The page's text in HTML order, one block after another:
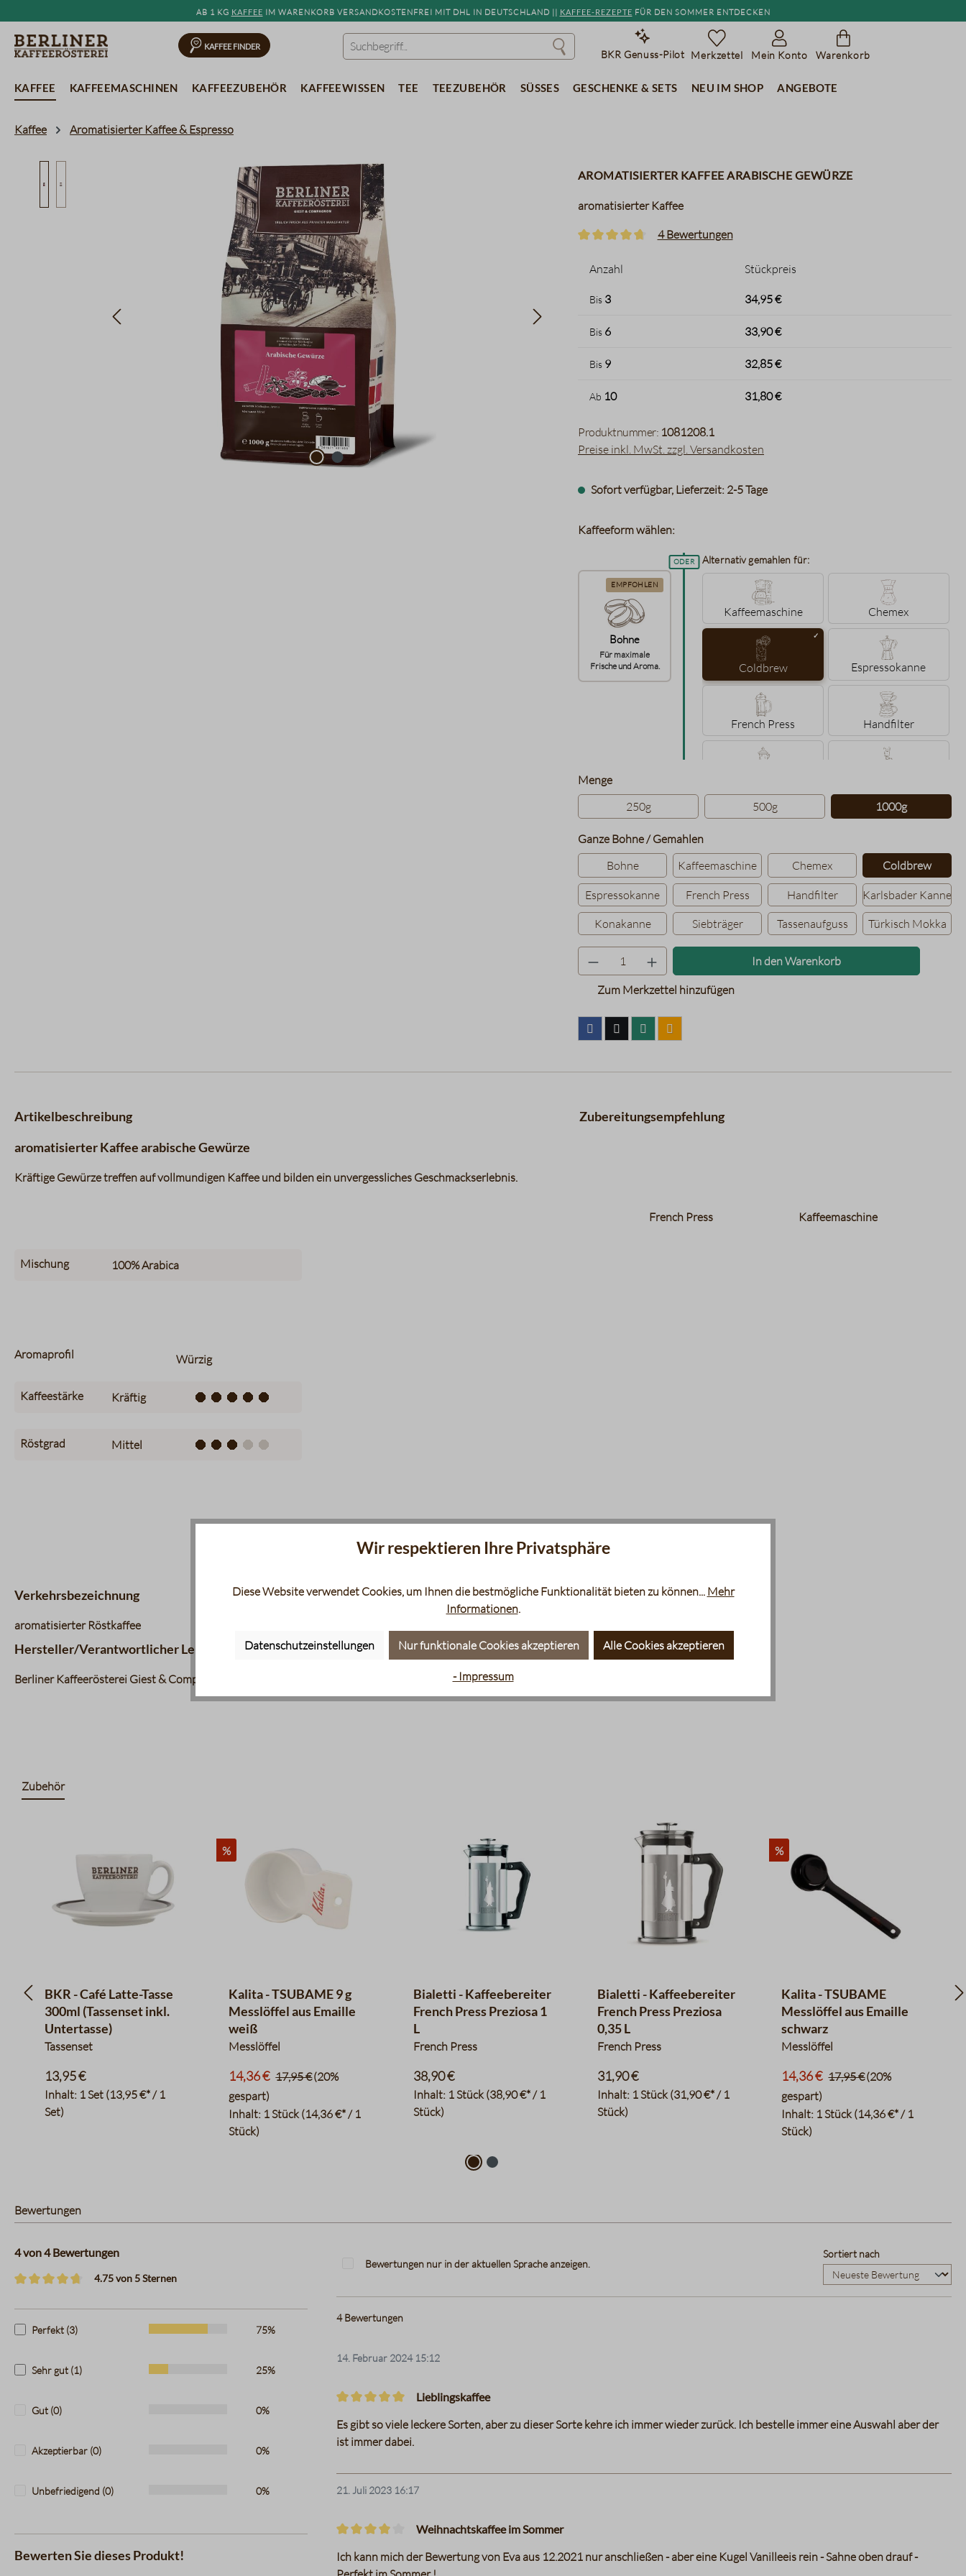
Zur Hauptnavigation springenAb 1 kg Kaffee im Warenkorb versandkostenfrei mit DHL in Deutschland || Kaffee-Rezepte für den Sommer entdecken
Kaffee Finder
BKR Genuss-Pilot Merkzettel Mein Konto Warenkorb
Kaffee Kaffeemaschinen Kaffeezubehör Kaffeewissen Tee Teezubehör Süßes Geschenke & Sets Neu im Shop Angebote
Kaffee Aromatisierter Kaffee & Espresso
aromatisierter Kaffee arabische Gewürze
aromatisierter Kaffee
4 Bewertungen
Anzahl Stückpreis
Bis 3 34,95 €
Bis 6 33,90 €
Bis 9 32,85 €
Ab 10 31,80 €
Produktnummer: 1081208.1
Preise inkl. MwSt. zzgl. Versandkosten
Sofort verfügbar, Lieferzeit: 2-5 Tage
Kaffeeform wählen:
Bohne
Für maximale
Frische und Aroma.
EMPFOHLEN
Alternativ gemahlen für:
Kaffeemaschine Chemex
Coldbrew Espressokanne
French Press Handfilter
Türkisch Mokka
Mengeauswählen
250g
500g 1000g
Ganze Bohne / Gemahlenauswählen
Bohne
Kaffeemaschine Chemex Coldbrew
Espressokanne French Press Handfilter
Karlsbader Kanne
Konakanne
Siebträger Tassenaufguss Türkisch Mokka
Produkt Anzahl: Gib den gewünschten
In den Warenkorb
Zum Merkzettel hinzufügen
Artikelbeschreibung
aromatisierter Kaffee arabische Gewürze
Kräftige Gewürze treffen auf vollmundigen Kaffee und bilden ein unvergessliches Geschmackserlebnis.
Mischung 100%Arabica
Aromaprofil Würzig
Kaffeestärke Kräftig
Röstgrad Mittel
Zubereitungsempfehlung
French Press Kaffeemaschine
Verkehrsbezeichnung
aromatisierter Röstkaffee
Hersteller/Verantwortlicher Lebensmittelunternehmer
Berliner Kaffeerösterei Giest & Compagnon Produktions & Vertriebs GmbH, Sickingenstr. 20-28, 10553 Berlin
Zubehör
BKR - Café Latte-Tasse
300ml (Tassenset inkl.
Untertasse)
Tassenset
Inhalt: 1 Set (13,95 €* / 1
Set)
13,95 €
%
Kalita - TSUBAME 9 g
Messlöffel aus Emaille
weiß
Messlöffel
Inhalt: 1 Stück(14,36 €* / 1
Stück)
14,36 € 17,95 €(20%
gespart)
Bialetti - Kaffeebereiter
French Press Preziosa 1
L
French Press
Inhalt: 1 Stück(38,90 €* / 1
Stück)
38,90 €
Bialetti - Kaffeebereiter
French Press Preziosa
0,35 L
French Press
Inhalt: 1 Stück(31,90 €* / 1
Stück)
31,90 €
%
Kalita - TSUBAME
Messlöffel aus Emaille
schwarz
Messlöffel
Inhalt: 1 Stück(14,36 €* / 1
Stück)
14,36 € 17,95 €(20%
gespart)
Bewertungen
4 von 4 Bewertungen
4.75 von 5 Sternen
Perfekt (3) 75%
Sehr gut (1) 25%
Gut (0) 0%
Akzeptierbar (0) 0%
Unbefriedigend (0) 0%
Bewerten Sie dieses Produkt!
Bewertungen nur in der aktuellen Sprache anzeigen.
Sortiert nach
4Bewertungen
14. Februar 2024 15:12
Lieblingskaffee
Es gibt so viele leckere Sorten, aber zu dieser Sorte kehre ich immer wieder zurück. Ich bestelle immer eine Auswahl aber der
ist immer dabei.
21. Juli 2023 16:17
Weihnachtskaffee im Sommer
Ich kann mich der Bewertung von Eva aus 12.2021 nur anschließen - aber eine Kugel Vanilleeis rein - Sahne oben drauf -
Wir respektieren Ihre Privatsphäre
Diese Website verwendet Cookies, um Ihnen die bestmögliche Funktionalität bieten zu können... Mehr
Informationen.
Datenschutzeinstellungen Nur funktionale Cookies akzeptieren Alle Cookies akzeptieren
- Impressum